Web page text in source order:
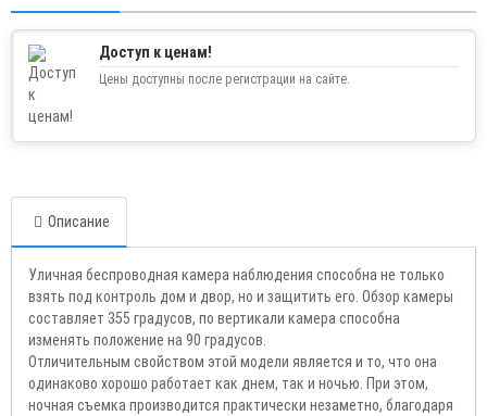
Доступ к ценам!
Цены доступны после регистрации на сайте.
Описание
Уличная беспроводная камера наблюдения способна не только
взять под контроль дом и двор, но и защитить его. Обзор камеры
составляет 355 градусов, по вертикали камера способна
изменять положение на 90 градусов.
Отличительным свойством этой модели является и то, что она
одинаково хорошо работает как днем, так и ночью. При этом,
ночная съемка производится практически незаметно, благодаря